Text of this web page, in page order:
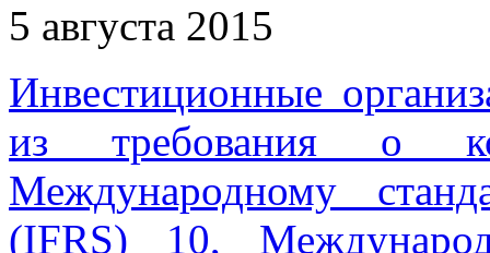
5 августа 2015
Инвестиционные
из требования о
Международному
(IFRS) 10,